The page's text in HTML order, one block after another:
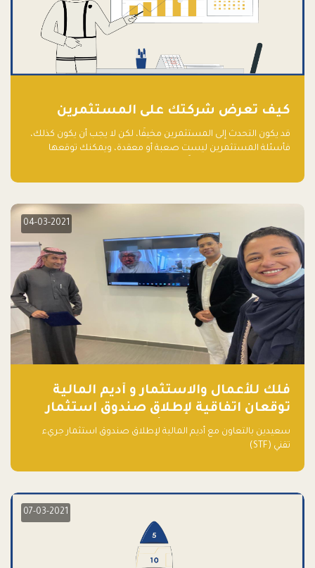
كيف تعرض شركتك على المستثمرين
قد يكون التحدث إلى المستثمرين مخيفًا، لكن لا يجب أن يكون كذلك،
فأسئلة المستثمرين ليست صعبة أو معقدة، ويمكنك توقعها
04-03-2021
فلك للأعمال والاستثمار و أديم المالية
توقعان اتفاقية لإطلاق صندوق استثمار
جريء تقني (STF) - مشغل من قبل فـلك
سعيدين بالتعاون مع أديم المالية لإطلاق صندوق استثمار جريء
تقني (STF)
07-03-2021